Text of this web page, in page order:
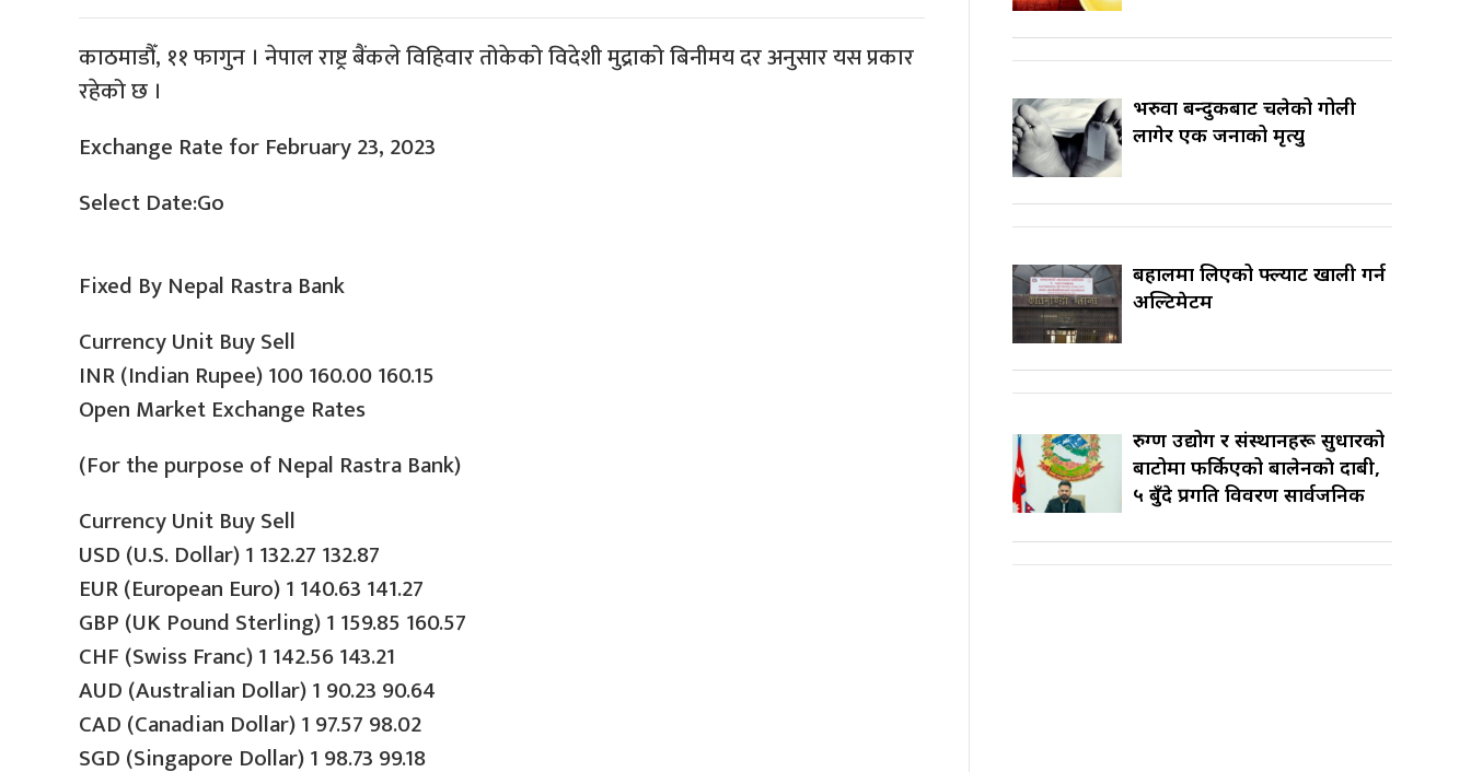
काठमाडौँ, ११ फागुन । नेपाल राष्ट्र बैंकले विहिवार तोकेको विदेशी मुद्राको बिनीमय दर अनुसार यस प्रकार
रहेको छ ।
Exchange Rate for February 23, 2023
Select Date:Go
Fixed By Nepal Rastra Bank
Currency Unit Buy Sell
INR (Indian Rupee) 100 160.00 160.15
Open Market Exchange Rates
(For the purpose of Nepal Rastra Bank)
Currency Unit Buy Sell
USD (U.S. Dollar) 1 132.27 132.87
EUR (European Euro) 1 140.63 141.27
GBP (UK Pound Sterling) 1 159.85 160.57
CHF (Swiss Franc) 1 142.56 143.21
AUD (Australian Dollar) 1 90.23 90.64
CAD (Canadian Dollar) 1 97.57 98.02
SGD (Singapore Dollar) 1 98.73 99.18
भरुवा बन्दुकबाट चलेको गोली
लागेर एक जनाको मृत्यु
बहालमा लिएको फ्ल्याट खाली गर्न
अल्टिमेटम
रुग्ण उद्योग र संस्थानहरू सुधारको
बाटोमा फर्किएको बालेनकाे दाबी,
५ बुँदे प्रगति विवरण सार्वजनिक